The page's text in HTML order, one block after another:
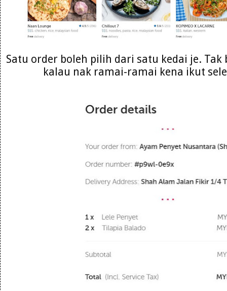
Satu order boleh pilih dari satu kedai je. Tak
kalau nak ramai-ramai kena ikut